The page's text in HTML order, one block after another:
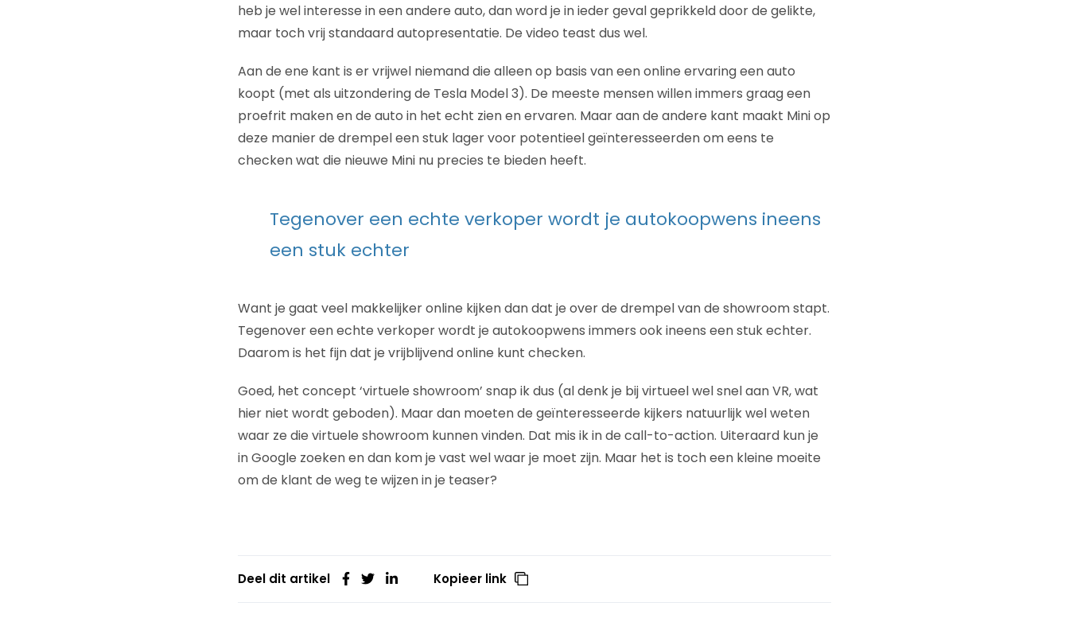
heb je wel interesse in een andere auto, dan word je in ieder geval geprikkeld door de gelikte,
maar toch vrij standaard autopresentatie. De video teast dus wel.
Aan de ene kant is er vrijwel niemand die alleen op basis van een online ervaring een auto
koopt (met als uitzondering de Tesla Model 3). De meeste mensen willen immers graag een
proefrit maken en de auto in het echt zien en ervaren. Maar aan de andere kant maakt Mini op
deze manier de drempel een stuk lager voor potentieel geïnteresseerden om eens te
checken wat die nieuwe Mini nu precies te bieden heeft.
Tegenover een echte verkoper wordt je autokoopwens ineens
een stuk echter
Want je gaat veel makkelijker online kijken dan dat je over de drempel van de showroom stapt.
Tegenover een echte verkoper wordt je autokoopwens immers ook ineens een stuk echter.
Daarom is het fijn dat je vrijblijvend online kunt checken.
Goed, het concept ‘virtuele showroom’ snap ik dus (al denk je bij virtueel wel snel aan VR, wat
hier niet wordt geboden). Maar dan moeten de geïnteresseerde kijkers natuurlijk wel weten
waar ze die virtuele showroom kunnen vinden. Dat mis ik in de call-to-action. Uiteraard kun je
in Google zoeken en dan kom je vast wel waar je moet zijn. Maar het is toch een kleine moeite
om de klant de weg te wijzen in je teaser?
Deel dit artikel Kopieer link